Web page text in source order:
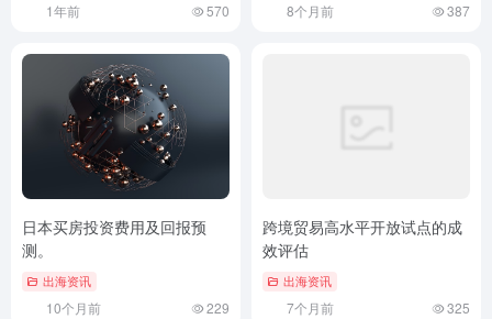
1年前 570 8个月前 387
日本买房投资费用及回报预
测。
出海资讯
10个月前 229
跨境贸易高水平开放试点的成
效评估
出海资讯
7个月前 325